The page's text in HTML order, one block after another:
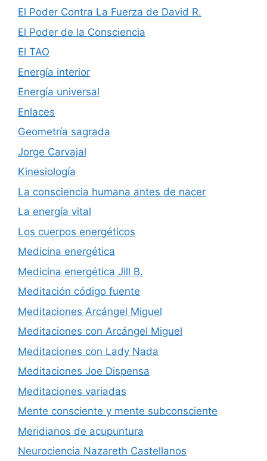
El Poder Contra La Fuerza de David R.
El Poder de la Consciencia
El TAO
Energía interior
Energía universal
Enlaces
Geometría sagrada
Jorge Carvajal
Kinesiología
La consciencia humana antes de nacer
La energía vital
Los cuerpos energéticos
Medicina energética
Medicina energética Jill B.
Meditación código fuente
Meditaciones Arcángel Miguel
Meditaciones con Arcángel Miguel
Meditaciones con Lady Nada
Meditaciones Joe Dispensa
Meditaciones variadas
Mente consciente y mente subconsciente
Meridianos de acupuntura
Neurociencia Nazareth Castellanos